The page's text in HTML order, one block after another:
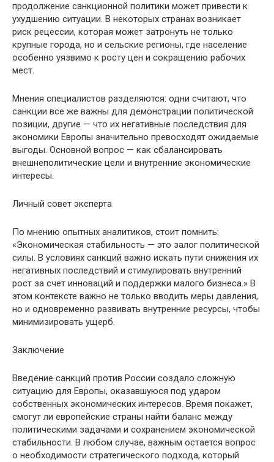
продолжение санкционной политики может привести к
ухудшению ситуации. В некоторых странах возникает
риск рецессии, которая может затронуть не только
крупные города, но и сельские регионы, где население
особенно уязвимо к росту цен и сокращению рабочих
мест.
Мнения специалистов разделяются: одни считают, что
санкции все же важны для демонстрации политической
позиции, другие — что их негативные последствия для
экономики Европы значительно превосходят ожидаемые
выгоды. Основной вопрос — как сбалансировать
внешнеполитические цели и внутренние экономические
интересы.
Личный совет эксперта
По мнению опытных аналитиков, стоит помнить:
«Экономическая стабильность — это залог политической
силы. В условиях санкций важно искать пути снижения их
негативных последствий и стимулировать внутренний
рост за счет инноваций и поддержки малого бизнеса.» В
этом контексте важно не только вводить меры давления,
но и одновременно развивать внутренние ресурсы, чтобы
минимизировать ущерб.
Заключение
Введение санкций против России создало сложную
ситуацию для Европы, оказавшуюся под ударом
собственных экономических интересов. Время покажет,
смогут ли европейские страны найти баланс между
политическими задачами и сохранением экономической
стабильности. В любом случае, важным остается вопрос
о необходимости стратегического подхода, который